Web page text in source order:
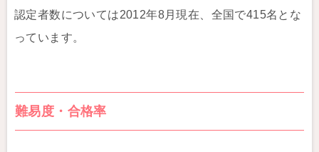
認定者数については2012年8月現在、全国で415名とな
っています。
難易度・合格率